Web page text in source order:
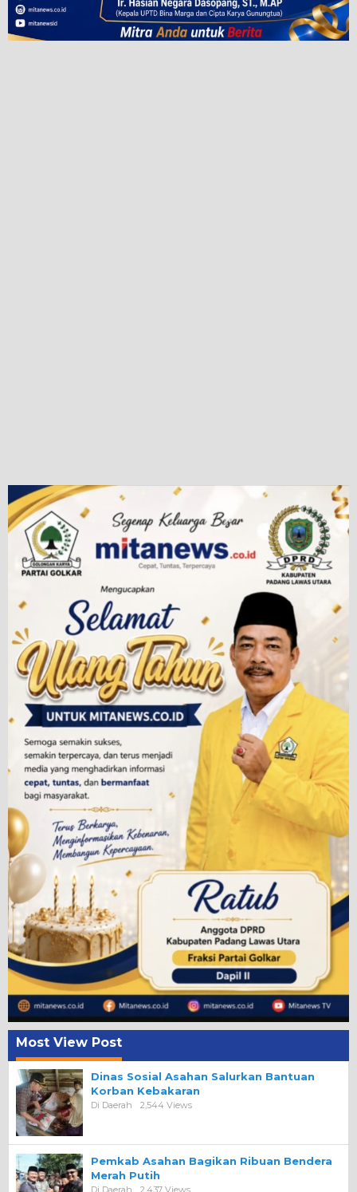
Most View Post
Dinas Sosial Asahan Salurkan Bantuan
Korban Kebakaran
Di Daerah 2,544 Views
Pemkab Asahan Bagikan Ribuan Bendera
Merah Putih
Di Daerah 2,437 Views